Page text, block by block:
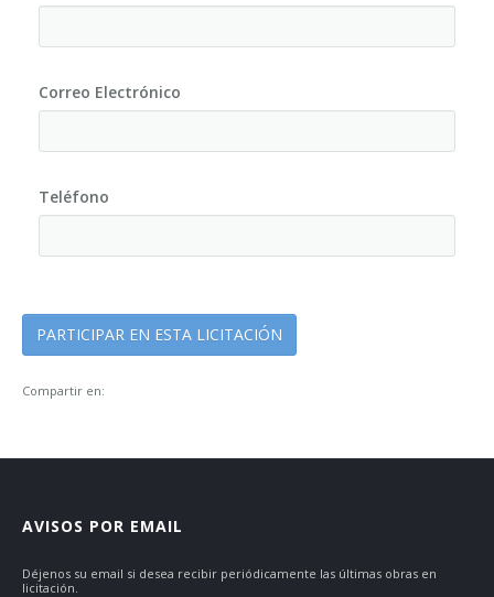
Correo Electrónico
Teléfono
Compartir en:
AVISOS POR EMAIL
Déjenos su email si desea recibir periódicamente las últimas obras en
licitación.